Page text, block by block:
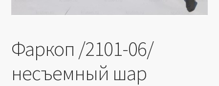
Фаркоп /2101-06/
несъемный шар